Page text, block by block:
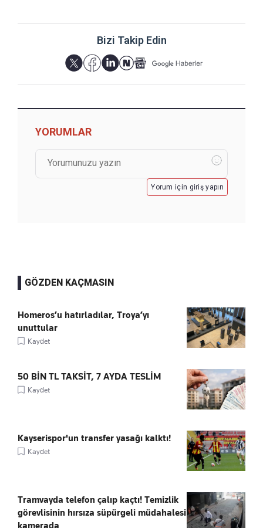
Bizi Takip Edin
YORUMLAR
Yorum için giriş yapın
GÖZDEN KAÇMASIN
Homeros’u hatırladılar, Troya’yı
unuttular
Kaydet
50 BİN TL TAKSİT, 7 AYDA TESLİM
Kaydet
Kayserispor'un transfer yasağı kalktı!
Kaydet
Tramvayda telefon çalıp kaçtı! Temizlik
görevlisinin hırsıza süpürgeli müdahalesi
kamerada